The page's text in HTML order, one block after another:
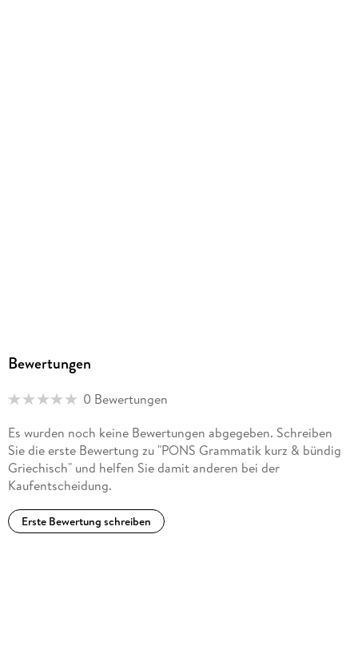
Bewertungen
0 Bewertungen
Es wurden noch keine Bewertungen abgegeben. Schreiben
Sie die erste Bewertung zu "PONS Grammatik kurz & bündig
Griechisch" und helfen Sie damit anderen bei der
Kaufentscheidung.
Erste Bewertung schreiben